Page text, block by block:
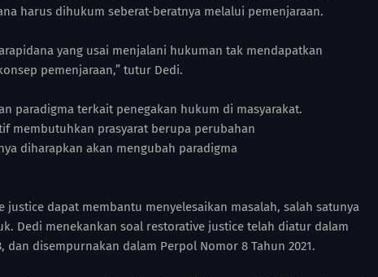
harus dihukum seberat-beratnya melalui pemenjaraan.
yang usai menjalani hukuman tak mendapatkan
pemenjaraan,” tutur Dedi.
paradigma terkait penegakan hukum di masyarakat.
membutuhkan prasyarat berupa perubahan
diharapkan akan mengubah paradigma
dapat membantu menyelesaikan masalah, salah satunya
Dedi menekankan soal restorative justice telah diatur dalam
dan disempurnakan dalam Perpol Nomor 8 Tahun 2021.